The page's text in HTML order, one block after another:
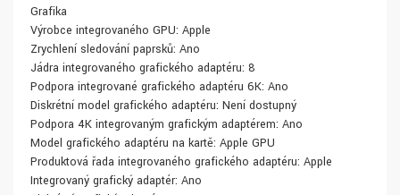
Grafika
Výrobce integrovaného GPU: Apple
Zrychlení sledování paprsků: Ano
Jádra integrovaného grafického adaptéru: 8
Podpora integrované grafického adaptéru 6K: Ano
Diskrétní model grafického adaptéru: Není dostupný
Podpora 4K integrovaným grafickým adaptérem: Ano
Model grafického adaptéru na kartě: Apple GPU
Produktová řada integrovaného grafického adaptéru: Apple
Integrovaný grafický adaptér: Ano